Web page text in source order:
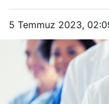
5 Temmuz 2023,